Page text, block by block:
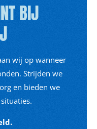
BIJ
wij op wanneer
Strijden we
en bieden we